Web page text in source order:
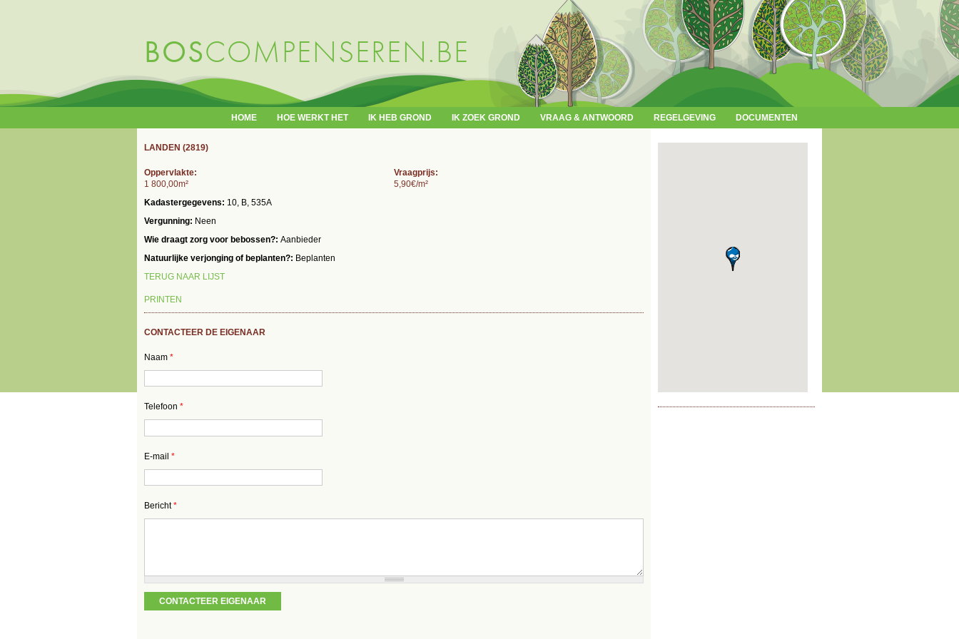
gaan
BOSCOMPENSEREN.BE
HOME HOE WERKT HET IK HEB GROND IK ZOEK GROND VRAAG & ANTWOORD REGELGEVING DOCUMENTEN
LANDEN (2819)
Oppervlakte:
1 800,00m²
Vraagprijs:
5,90€/m²
Kadastergegevens: 10, B, 535A
Vergunning: Neen
Wie draagt zorg voor bebossen?: Aanbieder
Natuurlijke verjonging of beplanten?: Beplanten
TERUG NAAR LIJST
PRINTEN
CONTACTEER DE EIGENAAR
Naam *
Telefoon *
E-mail *
Bericht*